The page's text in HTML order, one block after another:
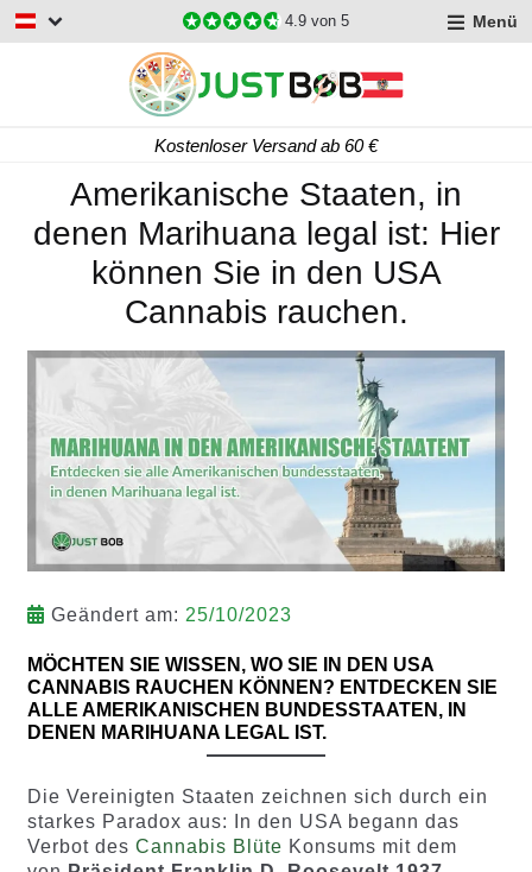
4.9 von 5 Menü
Kostenloser Versand ab 60 €
Amerikanische Staaten, in
denen Marihuana legal ist: Hier
können Sie in den USA
Cannabis rauchen.
Geändert am: 25/10/2023
MÖCHTEN SIE WISSEN, WO SIE IN DEN USA
CANNABIS RAUCHEN KÖNNEN? ENTDECKEN SIE
ALLE AMERIKANISCHEN BUNDESSTAATEN, IN
DENEN MARIHUANA LEGAL IST.
Die Vereinigten Staaten zeichnen sich durch ein
starkes Paradox aus: In den USA begann das
Verbot des Cannabis Blüte Konsums mit dem